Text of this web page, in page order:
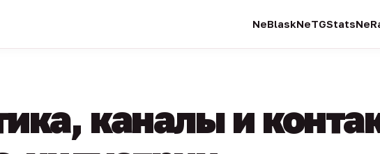
NeBlaskNeTGStats
каналы и